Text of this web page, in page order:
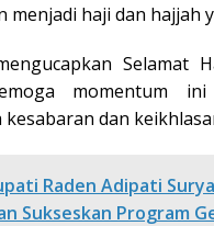
menjadi haji dan hajjah
Selamat
momentum
dan
Raden Adipati
Sukseskan Program